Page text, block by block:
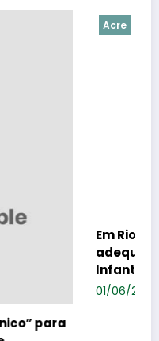
Neri debate
à nova Lei da